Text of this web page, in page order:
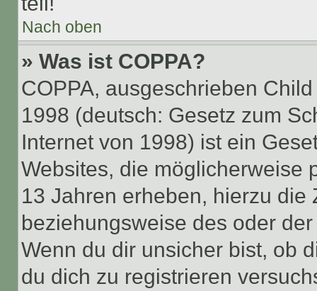
Nach oben
» Was ist COPPA?
COPPA, ausgeschrieben
1998 (deutsch: Gesetz zum
Internet von 1998) ist ein
Websites, die möglicherweise
13 Jahren erheben, hierzu die
beziehungsweise des oder
Wenn du dir unsicher bist, ob
du dich zu registrieren